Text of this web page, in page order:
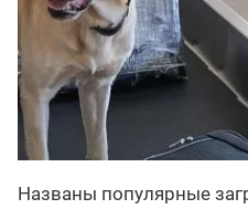
Названы популярные